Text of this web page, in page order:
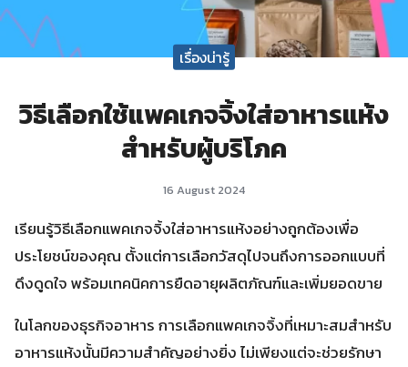
เรื่องน่ารู้
วิธีเลือกใช้แพคเกจจิ้งใส่อาหารแห้ง
สำหรับผู้บริโภค
16 August 2024
เรียนรู้วิธีเลือกแพคเกจจิ้งใส่อาหารแห้งอย่างถูกต้องเพื่อ
ประโยชน์ของคุณ ตั้งแต่การเลือกวัสดุไปจนถึงการออกแบบที่
ดึงดูดใจ พร้อมเทคนิคการยืดอายุผลิตภัณฑ์และเพิ่มยอดขาย
ในโลกของธุรกิจอาหาร การเลือกแพคเกจจิ้งที่เหมาะสมสำหรับ
อาหารแห้งนั้นมีความสำคัญอย่างยิ่ง ไม่เพียงแต่จะช่วยรักษา